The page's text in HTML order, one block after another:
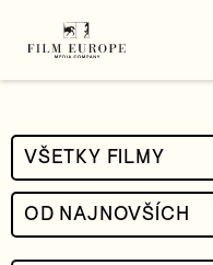
VŠETKY FILMY
OD NAJNOVŠÍCH